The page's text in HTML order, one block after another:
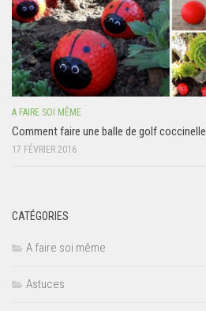
A FAIRE SOI MÊME
Comment faire une balle de golf coccinelle
17 FÉVRIER 2016
CATÉGORIES
A faire soi même
Astuces